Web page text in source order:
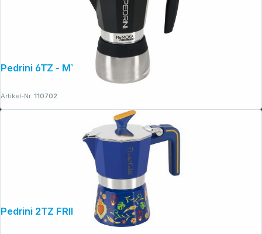
Pedrini 6TZ - MYMOKA INDUCTION
Artikel-Nr.:110702
Pedrini 2TZ FRIDA KAHLO, blau